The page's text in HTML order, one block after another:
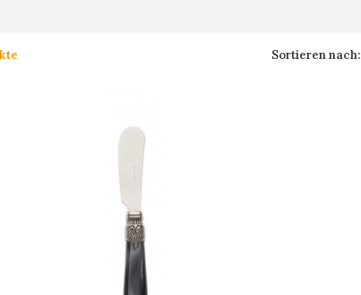
Sortieren nach: